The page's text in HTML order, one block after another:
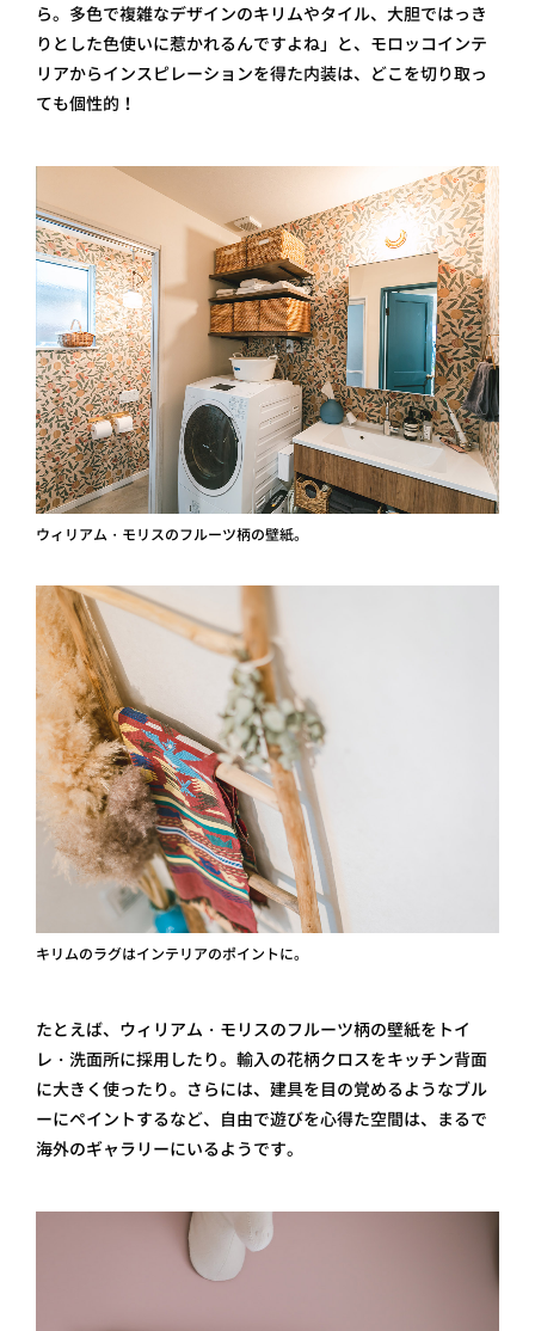
ら。多色で複雑なデザインのキリムやタイル、大胆ではっき
りとした色使いに惹かれるんですよね」と、モロッコインテ
リアからインスピレーションを得た内装は、どこを切り取っ
ても個性的！
ウィリアム・モリスのフルーツ柄の壁紙。
キリムのラグはインテリアのポイントに。
たとえば、ウィリアム・モリスのフルーツ柄の壁紙をトイ
レ・洗面所に採用したり。輸入の花柄クロスをキッチン背面
に大きく使ったり。さらには、建具を目の覚めるようなブル
ーにペイントするなど、自由で遊びを心得た空間は、まるで
海外のギャラリーにいるようです。